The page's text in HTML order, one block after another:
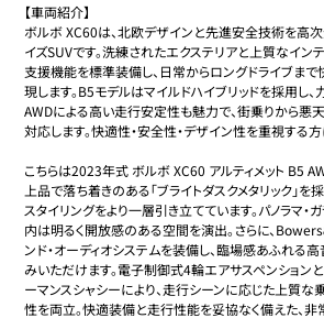
【車両紹介】
ボルボ XC60は、北欧デザインと先進安全技術を高
イズSUVです。洗練されたエクステリアと上質なイン
支援機能を標準装備し、日常からロングドライブま
現します。B5モデルはマイルドハイブリッドを採用し
AWDによる高い走行安定性も魅力で、街乗りから悪
対応します。快適性・安全性・デザイン性を重視する
こちらは2023年式 ボルボ XC60 アルティメット B5
上品で落ち着きのある「ブライトダスクメタリック」
スタイリングをより一層引き立てています。パノラマ・
内は明るく開放感のある空間を演出。さらに、
ンド・オーディオシステムを装備し、臨場感あふれる
みいただけます。電子制御式4輪エアサスペンション
ーマンスシャシーにより、走行シーンに応じた上質
性を両立。快適装備と走行性能を妥協なく備えた、非